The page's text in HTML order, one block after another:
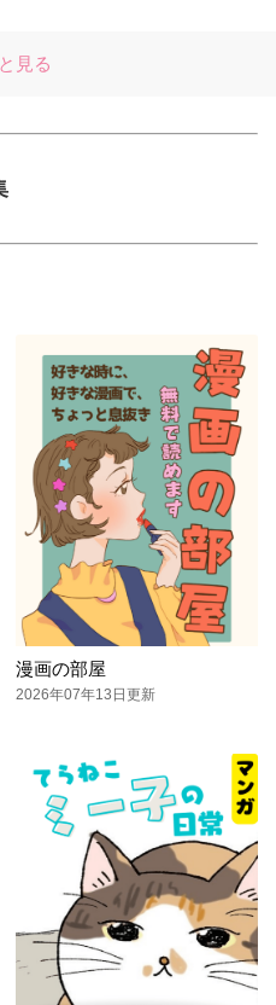
見る
漫画の部屋
2026年07年13日更新